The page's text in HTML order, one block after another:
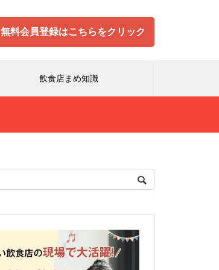
無料会員登録はこちらをクリック
飲食店まめ知識